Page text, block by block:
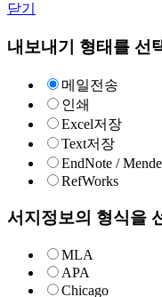
닫기
내보내기 형태를 선
메일전송
인쇄
Excel저장
Text저장
EndNote /
RefWorks
서지정보의 형식을
MLA
APA
Chicago